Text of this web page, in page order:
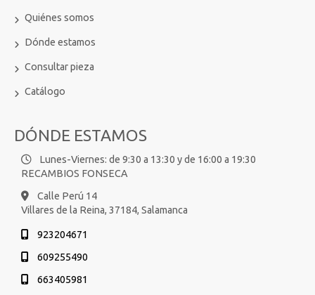
Quiénes somos
Dónde estamos
Consultar pieza
Catálogo
DÓNDE ESTAMOS
Lunes-Viernes: de 9:30 a 13:30 y de 16:00 a 19:30
RECAMBIOS FONSECA
Calle Perú 14
Villares de la Reina, 37184, Salamanca
923204671
609255490
663405981